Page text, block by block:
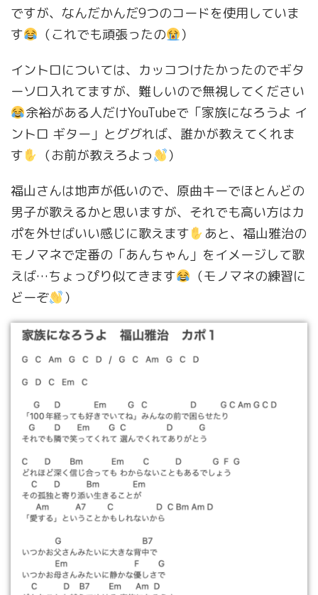
ですが、なんだかんだ9つのコードを使用していま
す
（これでも頑張ったの
）
イントロについては、カッコつけたかったのでギタ
ーソロ入れてますが、難しいので無視してください
余裕がある人だけYouTubeで「家族になろうよ イ
ントロ ギター」とググれば、誰かが教えてくれま
す
（お前が教えろよっ
）
福山さんは地声が低いので、原曲キーでほとんどの
男子が歌えるかと思いますが、それでも高い方はカ
ポを外せばいい感じに歌えます
あと、福山雅治の
モノマネで定番の「あんちゃん」をイメージして歌
えば…ちょっぴり似てきます
（モノマネの練習に
どーぞ
）